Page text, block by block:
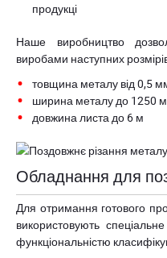
продукці
Наше виробництво
виробами наступних
товщина металу від 0,5
ширина металу до 1250
довжина листа до 6 м
Обладнання для
Для отримання готового
використовують
функціональністю